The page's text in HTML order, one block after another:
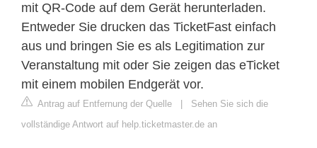
mit QR-Code auf dem Gerät herunterladen.
Entweder Sie drucken das TicketFast einfach
aus und bringen Sie es als Legitimation zur
Veranstaltung mit oder Sie zeigen das eTicket
mit einem mobilen Endgerät vor.
Antrag auf Entfernung der Quelle
Sehen Sie sich die
vollständige Antwort auf help.ticketmaster.de an